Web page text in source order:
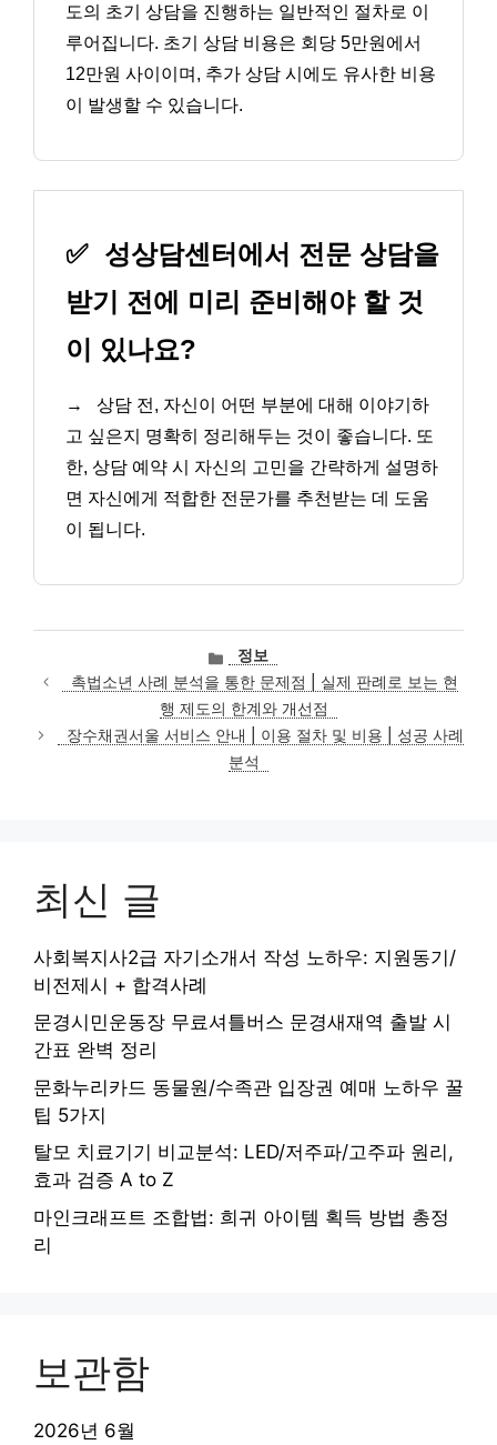
도의 초기 상담을 진행하는 일반적인 절차로 이
루어집니다. 초기 상담 비용은 회당 5만원에서
12만원 사이이며, 추가 상담 시에도 유사한 비용
이 발생할 수 있습니다.
✅ 성상담센터에서 전문 상담을
받기 전에 미리 준비해야 할 것
이 있나요?
→
상담 전, 자신이 어떤 부분에 대해 이야기하
고 싶은지 명확히 정리해두는 것이 좋습니다. 또
한, 상담 예약 시 자신의 고민을 간략하게 설명하
면 자신에게 적합한 전문가를 추천받는 데 도움
이 됩니다.
카
테
고
리
정보
촉법소년 사례 분석을 통한 문제점 | 실제 판례로 보는 현
행 제도의 한계와 개선점
장수채권서울 서비스 안내 | 이용 절차 및 비용 | 성공 사례
분석
최신 글
사회복지사2급 자기소개서 작성 노하우: 지원동기/
비전제시 + 합격사례
문경시민운동장 무료셔틀버스 문경새재역 출발 시
간표 완벽 정리
문화누리카드 동물원/수족관 입장권 예매 노하우 꿀
팁 5가지
탈모 치료기기 비교분석: LED/저주파/고주파 원리,
효과 검증 A to Z
마인크래프트 조합법: 희귀 아이템 획득 방법 총정
리
보관함
2026년 6월